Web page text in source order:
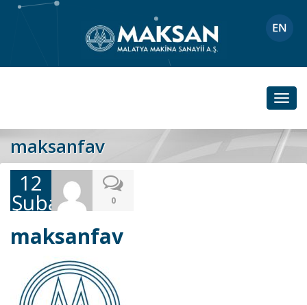
maksanfav
12
Şubat
2019
0
maksanfav